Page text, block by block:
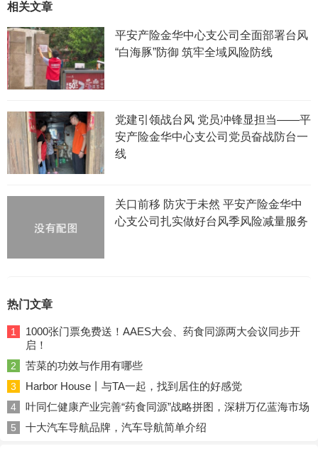
相关文章
平安产险金华中心支公司全面部署台风
“白海豚”防御 筑牢全域风险防线
党建引领战台风 党员冲锋显担当——平
安产险金华中心支公司党员奋战防台一
线
关口前移 防灾于未然 平安产险金华中
心支公司扎实做好台风季风险减量服务
热门文章
1
1000张门票免费送！AAES大会、药食同源两大会议同步开
启！
2 苦菜的功效与作用有哪些
3 Harbor House丨与TA一起，找到居住的好感觉
4 叶同仁健康产业完善“药食同源”战略拼图，深耕万亿蓝海市场
5 十大汽车导航品牌，汽车导航简单介绍